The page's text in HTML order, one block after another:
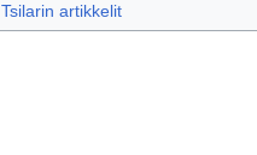
Tsilarin artikkelit